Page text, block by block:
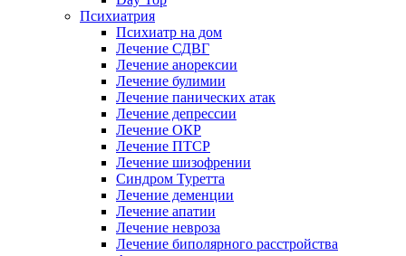
Психиатрия
Психиатр на дом
Лечение СДВГ
Лечение анорексии
Лечение булимии
Лечение панических атак
Лечение депрессии
Лечение ОКР
Лечение ПТСР
Лечение шизофрении
Синдром Туретта
Лечение деменции
Лечение апатии
Лечение невроза
Лечение биполярного расстройства